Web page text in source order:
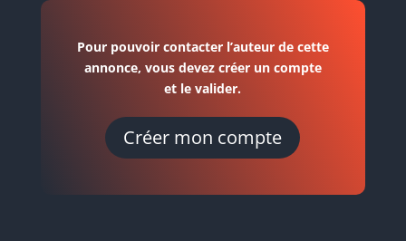
Pour pouvoir contacter l’auteur de cette
annonce, vous devez créer un compte
et le valider.
Créer mon compte